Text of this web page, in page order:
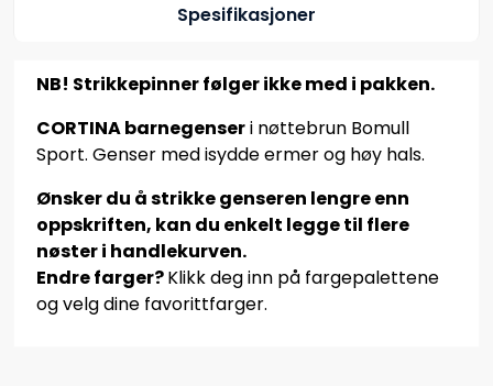
Spesifikasjoner
NB! Strikkepinner følger ikke med i pakken.
CORTINA barnegenseri nøttebrun Bomull
Sport. Genser med isydde ermer og høy hals.
Ønsker du å strikke genseren lengre enn
oppskriften, kan du enkelt legge til flere
nøster i handlekurven.
Endre farger?Klikk deg inn på fargepalettene
og velg dine favorittfarger.